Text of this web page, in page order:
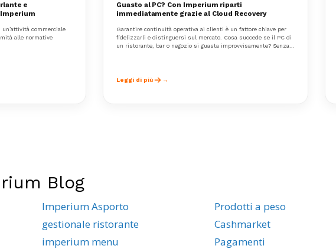
e
commerciale
alle normative
Guasto al PC? Con Imperium riparti
immediatamente grazie al Cloud Recovery
Garantire continuità operativa ai clienti è un fattore chiave per
fidelizzarli e distinguersi sul mercato. Cosa succede se il PC di
un ristorante, bar o negozio si guasta improvvisamente? Senza
Leggi di più
Blog
Imperium Asporto Prodotti a peso
gestionale ristorante Cashmarket
imperium menu Pagamenti